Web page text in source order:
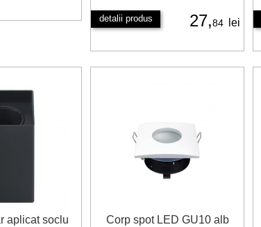
detalii produs 27,84 lei
aplicat soclu
Corp spot LED GU10 alb